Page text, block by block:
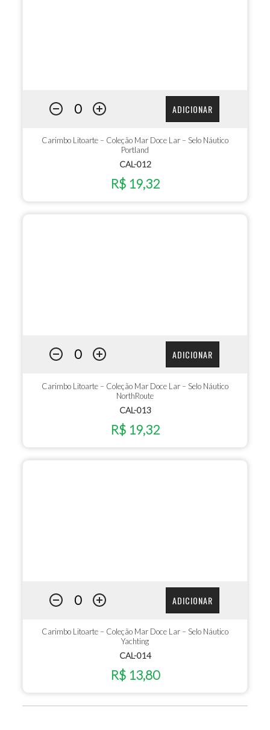
ADICIONAR
Carimbo Litoarte – Coleção Mar Doce Lar – Selo Náutico
Portland
CAL-012
R$ 19,32
ADICIONAR
Carimbo Litoarte – Coleção Mar Doce Lar – Selo Náutico
NorthRoute
CAL-013
R$ 19,32
ADICIONAR
Carimbo Litoarte – Coleção Mar Doce Lar – Selo Náutico
Yachting
CAL-014
R$ 13,80